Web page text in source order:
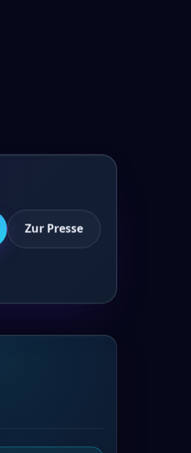
Zur Presse